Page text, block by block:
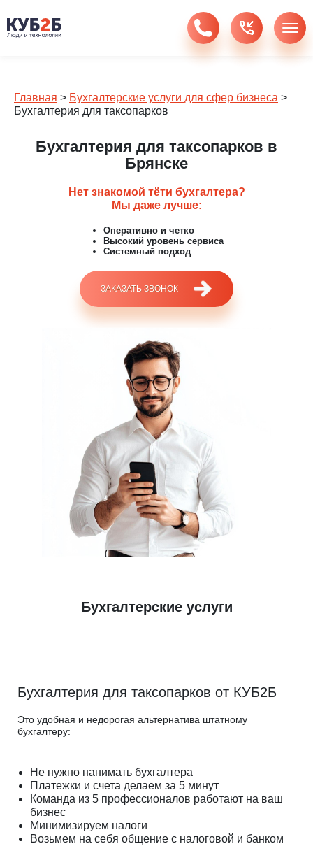
Главная > Бухгалтерские услуги для сфер бизнеса >
Бухгалтерия для таксопарков
Бухгалтерия для таксопарков в
Брянске
Нет знакомой тёти бухгалтера?
Мы даже лучше:
Оперативно и четко
Высокий уровень сервиса
Системный подход
ЗАКАЗАТЬ ЗВОНОК
Бухгалтерские услуги
Бухгалтерия для таксопарков от КУБ2Б
Это удобная и недорогая альтернатива штатному
бухгалтеру:
Не нужно нанимать бухгалтера
Платежки и счета делаем за 5 минут
Команда из 5 профессионалов работают на ваш
бизнес
Минимизируем налоги
Возьмем на себя общение с налоговой и банком